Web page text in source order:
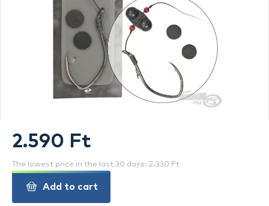
2.590 Ft
The lowest price in the last 30 days: 2.330 Ft
Add to cart